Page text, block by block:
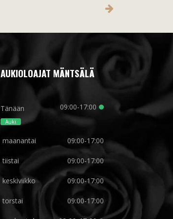
AUKIOLOAJAT MÄNTSÄLÄ
Tänään
Auki
09:00-17:00
maanantai 09:00-17:00
tiistai 09:00-17:00
keskiviikko 09:00-17:00
torstai 09:00-17:00